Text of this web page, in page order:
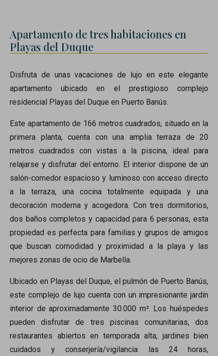
Apartamento de tres habitaciones en
Playas del Duque
Disfruta de unas vacaciones de lujo en este elegante
apartamento ubicado en el prestigioso complejo
residencial Playas del Duque en Puerto Banús.
Este apartamento de 166 metros cuadrados, situado en la
primera planta, cuenta con una amplia terraza de 20
metros cuadrados con vistas a la piscina, ideal para
relajarse y disfrutar del entorno. El interior dispone de un
salón-comedor espacioso y luminoso con acceso directo
a la terraza, una cocina totalmente equipada y una
decoración moderna y acogedora. Con tres dormitorios,
dos baños completos y capacidad para 6 personas, esta
propiedad es perfecta para familias y grupos de amigos
que buscan comodidad y proximidad a la playa y las
mejores zonas de ocio de Marbella.
Ubicado en Playas del Duque, el pulmón de Puerto Banús,
este complejo de lujo cuenta con un impresionante jardín
interior de aproximadamente 30.000 m². Los huéspedes
pueden disfrutar de tres piscinas comunitarias, dos
restaurantes abiertos en temporada alta, jardines bien
cuidados y conserjería/vigilancia las 24 horas,